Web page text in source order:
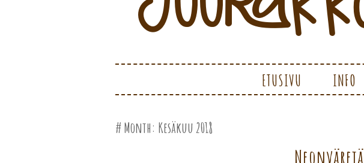
ETUSIVU INFO
Month: Kesäkuu 2018
Neonvärejä